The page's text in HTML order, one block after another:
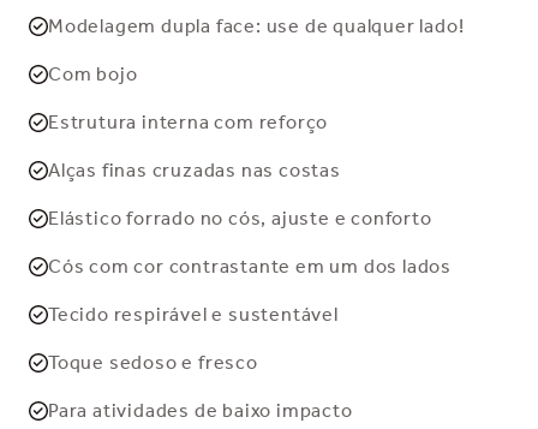
Modelagem dupla face: use de qualquer lado!
Com bojo
Estrutura interna com reforço
Alças finas cruzadas nas costas
Elástico forrado no cós, ajuste e conforto
Cós com cor contrastante em um dos lados
Tecido respirável e sustentável
Toque sedoso e fresco
Para atividades de baixo impacto